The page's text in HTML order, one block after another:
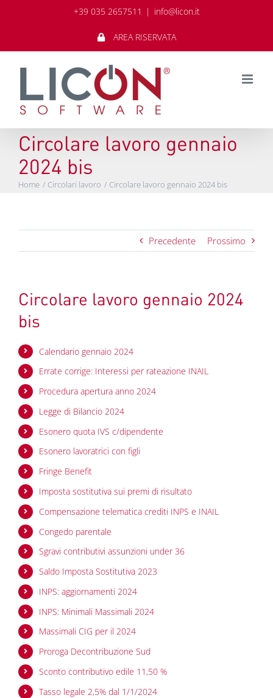
+39 035 2657511 | info@licon.it
AREA RISERVATA
Circolare lavoro gennaio
2024 bis
Home Circolari lavoro Circolare lavoro gennaio 2024 bis
Precedente Prossimo
Circolare lavoro gennaio 2024
bis
Calendario gennaio 2024
Errate corrige: Interessi per rateazione INAIL
Procedura apertura anno 2024
Legge di Bilancio 2024
Esonero quota IVS c/dipendente
Esonero lavoratrici con figli
Fringe Benefit
Imposta sostitutiva sui premi di risultato
Compensazione telematica crediti INPS e INAIL
Congedo parentale
Sgravi contributivi assunzioni under 36
Saldo Imposta Sostitutiva 2023
INPS: aggiornamenti 2024
INPS: Minimali Massimali 2024
Massimali CIG per il 2024
Proroga Decontribuzione Sud
Sconto contributivo edile 11,50 %
Tasso legale 2,5% dal 1/1/2024